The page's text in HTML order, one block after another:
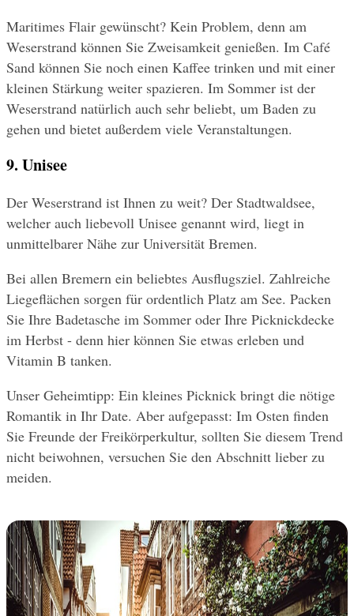
Maritimes Flair gewünscht? Kein Problem, denn am
Weserstrand können Sie Zweisamkeit genießen. Im Café
Sand können Sie noch einen Kaffee trinken und mit einer
kleinen Stärkung weiter spazieren. Im Sommer ist der
Weserstrand natürlich auch sehr beliebt, um Baden zu
gehen und bietet außerdem viele Veranstaltungen.
9. Unisee
Der Weserstrand ist Ihnen zu weit? Der Stadtwaldsee,
welcher auch liebevoll Unisee genannt wird, liegt in
unmittelbarer Nähe zur Universität Bremen.
Bei allen Bremern ein beliebtes Ausflugsziel. Zahlreiche
Liegeflächen sorgen für ordentlich Platz am See. Packen
Sie Ihre Badetasche im Sommer oder Ihre Picknickdecke
im Herbst - denn hier können Sie etwas erleben und
Vitamin B tanken.
Unser Geheimtipp: Ein kleines Picknick bringt die nötige
Romantik in Ihr Date. Aber aufgepasst: Im Osten finden
Sie Freunde der Freikörperkultur, sollten Sie diesem Trend
nicht beiwohnen, versuchen Sie den Abschnitt lieber zu
meiden.